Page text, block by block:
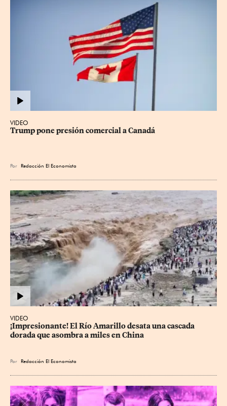
VIDEO
Trump pone presión comercial a Canadá
Por Redacción El Economista
VIDEO
¡Impresionante! El Río Amarillo desata una cascada
dorada que asombra a miles en China
Por Redacción El Economista